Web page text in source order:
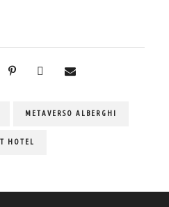
METAVERSO ALBERGHI
HOTEL